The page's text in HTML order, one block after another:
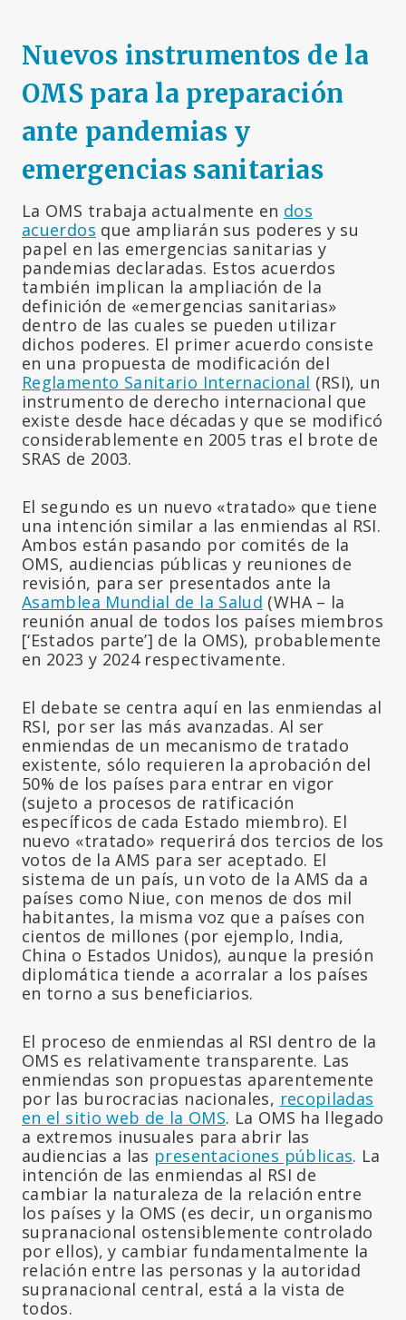
Nuevos instrumentos de la
OMS para la preparación
ante pandemias y
emergencias sanitarias
La OMS trabaja actualmente en dos
acuerdos que ampliarán sus poderes y su
papel en las emergencias sanitarias y
pandemias declaradas. Estos acuerdos
también implican la ampliación de la
definición de «emergencias sanitarias»
dentro de las cuales se pueden utilizar
dichos poderes. El primer acuerdo consiste
en una propuesta de modificación del
Reglamento Sanitario Internacional (RSI), un
instrumento de derecho internacional que
existe desde hace décadas y que se modificó
considerablemente en 2005 tras el brote de
SRAS de 2003.
El segundo es un nuevo «tratado» que tiene
una intención similar a las enmiendas al RSI.
Ambos están pasando por comités de la
OMS, audiencias públicas y reuniones de
revisión, para ser presentados ante la
Asamblea Mundial de la Salud (WHA – la
reunión anual de todos los países miembros
[‘Estados parte’] de la OMS), probablemente
en 2023 y 2024 respectivamente.
El debate se centra aquí en las enmiendas al
RSI, por ser las más avanzadas. Al ser
enmiendas de un mecanismo de tratado
existente, sólo requieren la aprobación del
50% de los países para entrar en vigor
(sujeto a procesos de ratificación
específicos de cada Estado miembro). El
nuevo «tratado» requerirá dos tercios de los
votos de la AMS para ser aceptado. El
sistema de un país, un voto de la AMS da a
países como Niue, con menos de dos mil
habitantes, la misma voz que a países con
cientos de millones (por ejemplo, India,
China o Estados Unidos), aunque la presión
diplomática tiende a acorralar a los países
en torno a sus beneficiarios.
El proceso de enmiendas al RSI dentro de la
OMS es relativamente transparente. Las
enmiendas son propuestas aparentemente
por las burocracias nacionales, recopiladas
en el sitio web de la OMS. La OMS ha llegado
a extremos inusuales para abrir las
audiencias a las presentaciones públicas. La
intención de las enmiendas al RSI de
cambiar la naturaleza de la relación entre
los países y la OMS (es decir, un organismo
supranacional ostensiblemente controlado
por ellos), y cambiar fundamentalmente la
relación entre las personas y la autoridad
supranacional central, está a la vista de
todos.